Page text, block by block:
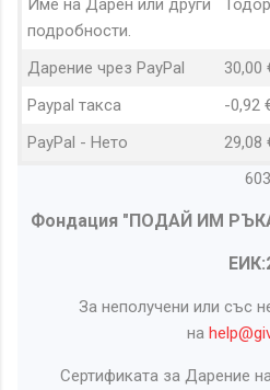
подробности.
Дарение чрез PayPal
30,00
Paypal такса
-0,92
PayPal - Нето
29,08
Фондация "ПОДАЙ ИМ
За неполучени или със
на
Сертификата за